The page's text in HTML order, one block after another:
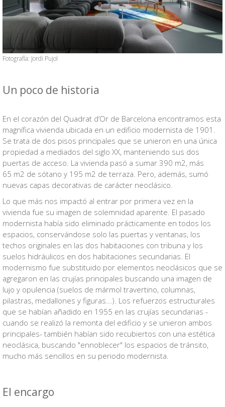
Fotografía: Jordi Pujol
Un poco de historia
En el corazón del Quadrat d’Or de Barcelona encontramos esta
magnífica vivienda ubicada en un edificio modernista de 1901.
Se trata de dos pisos principales que se unieron en una única
propiedad a mediados del siglo XX, manteniendo sus dos
puertas de acceso. La vivienda pasó a sumar 390 m2, más
65 m2 de sótano y 195 m2 de terraza. Pero, además, sumó
nuevas capas decorativas de carácter neoclásico.
Lo que más nos impactó al entrar por primera vez en la
vivienda fue su imagen de solemnidad aparente. El pasado
modernista había sido eliminado prácticamente en todos los
espacios, conservándose solo las puertas y ventanas, los
techos originales en las dos habitaciones con tribuna y los
suelos hidráulicos en dos habitaciones secundarias. El
modernismo fue substituido por elementos neoclásicos que se
agregaron en las crujías principales buscando una imagen de
lujo y opulencia (suelos de mármol travertino, columnas,
pilastras, medallones y figuras...). Los refuerzos estructurales
que se habían añadido en 1955 en las crujías secundarias -
cuando se realizó la remonta del edificio y se unieron ambos
principales- también habían sido recubiertos con una estética
neoclásica, buscando "ennoblecer" los espacios de tránsito,
mucho más sencillos en su periodo modernista.
El encargo